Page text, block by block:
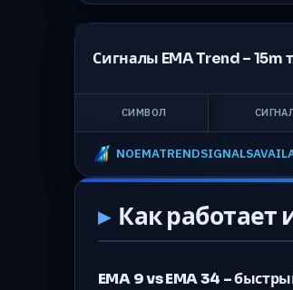
Сигналы EMA Trend –15m
СИМВОЛ
Как работает
EMA 9 vs EMA 34 –